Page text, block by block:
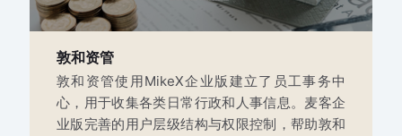
敦和资管
敦和资管使用MikeX企业版建立了员工事务中
心，用于收集各类日常行政和人事信息。麦客企
业版完善的用户层级结构与权限控制，帮助敦和